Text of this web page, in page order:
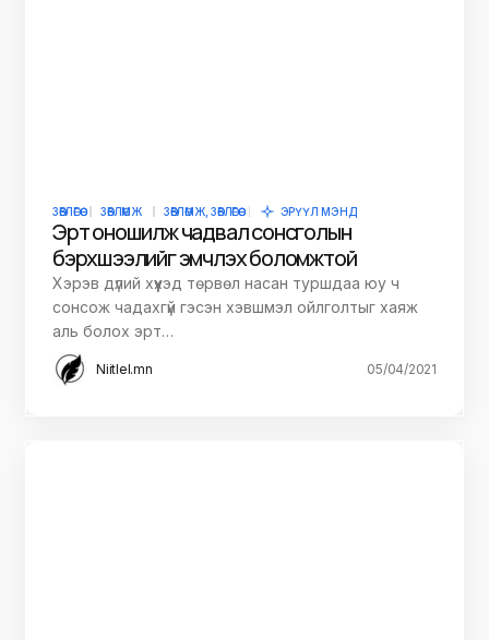
ЗӨВЛӨГӨӨ ЗӨВЛӨМЖ ЗӨВЛӨМЖ, ЗӨВЛӨГӨӨ ЭРҮҮЛ МЭНД
Эрт оношилж чадвал сонсголын
бэрхшээлийг эмчлэх боломжтой
Хэрэв дүлий хүүхэд төрвөл насан туршдаа юу ч
сонсож чадахгүй гэсэн хэвшмэл ойлголтыг хаяж
аль болох эрт…
Niitlel.mn 05/04/2021